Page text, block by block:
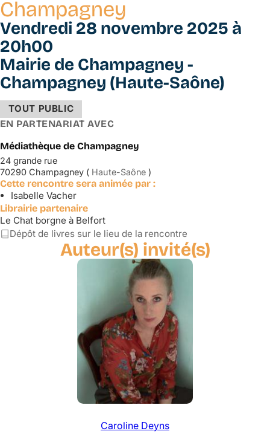
e
s
Champagney
Vendredi 28 novembre 2025 à
20h00
Mairie de Champagney -
Champagney (Haute-Saône)
TOUT PUBLIC
EN PARTENARIAT AVEC
Médiathèque de Champagney
24 grande rue
70290 Champagney ( Haute-Saône )
Cette rencontre sera animée par :
Isabelle Vacher
Librairie partenaire
Le Chat borgne à Belfort
Dépôt de livres sur le lieu de la rencontre
Auteur(s) invité(s)
Caroline Deyns